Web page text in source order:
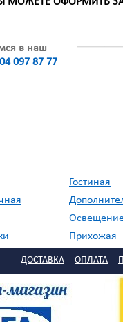
в наш
097 87 77
Гостиная
Прихожая
Текстиль
ДОСТАВКА ОПЛАТА